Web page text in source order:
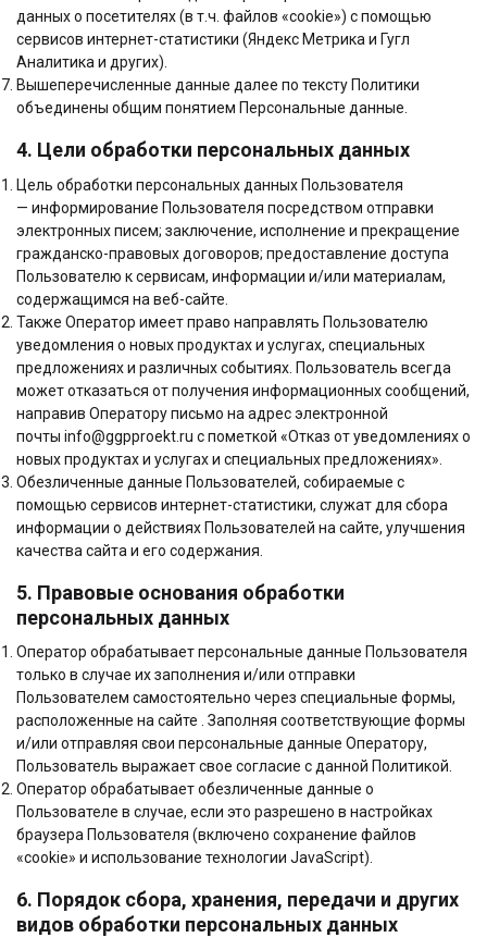
данных о посетителях (в т.ч. файлов «cookie») с помощью
сервисов интернет-статистики (Яндекс Метрика и Гугл
Аналитика и других).
Вышеперечисленные данные далее по тексту Политики
объединены общим понятием Персональные данные.
4. Цели обработки персональных данных
Цель обработки персональных данных Пользователя
— информирование Пользователя посредством отправки
электронных писем; заключение, исполнение и прекращение
гражданско-правовых договоров; предоставление доступа
Пользователю к сервисам, информации и/или материалам,
содержащимся на веб-сайте.
Также Оператор имеет право направлять Пользователю
уведомления о новых продуктах и услугах, специальных
предложениях и различных событиях. Пользователь всегда
может отказаться от получения информационных сообщений,
направив Оператору письмо на адрес электронной
почты info@ggpproekt.ru с пометкой «Отказ от уведомлениях о
новых продуктах и услугах и специальных предложениях».
Обезличенные данные Пользователей, собираемые с
помощью сервисов интернет-статистики, служат для сбора
информации о действиях Пользователей на сайте, улучшения
качества сайта и его содержания.
5. Правовые основания обработки
персональных данных
Оператор обрабатывает персональные данные Пользователя
только в случае их заполнения и/или отправки
Пользователем самостоятельно через специальные формы,
расположенные на сайте . Заполняя соответствующие формы
и/или отправляя свои персональные данные Оператору,
Пользователь выражает свое согласие с данной Политикой.
Оператор обрабатывает обезличенные данные о
Пользователе в случае, если это разрешено в настройках
браузера Пользователя (включено сохранение файлов
«cookie» и использование технологии JavaScript).
6. Порядок сбора, хранения, передачи и других
видов обработки персональных данных